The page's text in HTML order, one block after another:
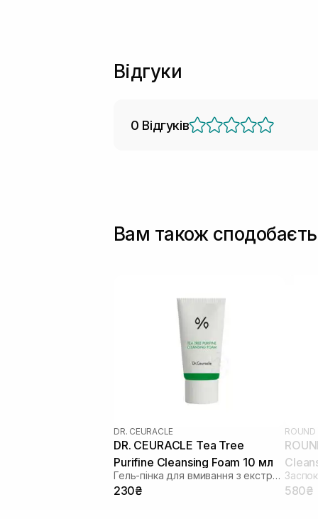
Відгуки
0 Відгуків
Вам також
DR. CEURACLE
DR. CEURACLE Tea Tree
Purifine Cleansing Foam 10 мл
Гель-пінка для вмивання з екстрактом чайного дерева
230₴
ROUND
580₴